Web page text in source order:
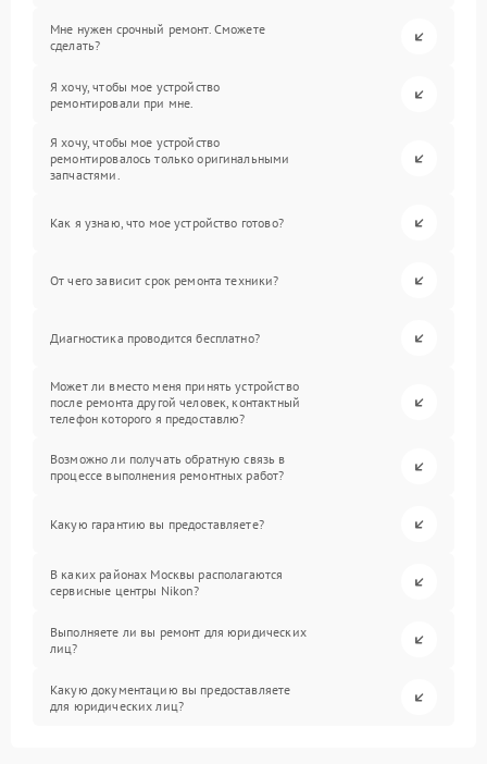
Мне нужен срочный ремонт. Сможете
сделать?
Я хочу, чтобы мое устройство
ремонтировали при мне.
Я хочу, чтобы мое устройство
ремонтировалось только оригинальными
запчастями.
Как я узнаю, что мое устройство готово?
От чего зависит срок ремонта техники?
Диагностика проводится бесплатно?
Может ли вместо меня принять устройство
после ремонта другой человек, контактный
телефон которого я предоставлю?
Возможно ли получать обратную связь в
процессе выполнения ремонтных работ?
Какую гарантию вы предоставляете?
В каких районах Москвы располагаются
сервисные центры Nikon?
Выполняете ли вы ремонт для юридических
лиц?
Какую документацию вы предоставляете
для юридических лиц?